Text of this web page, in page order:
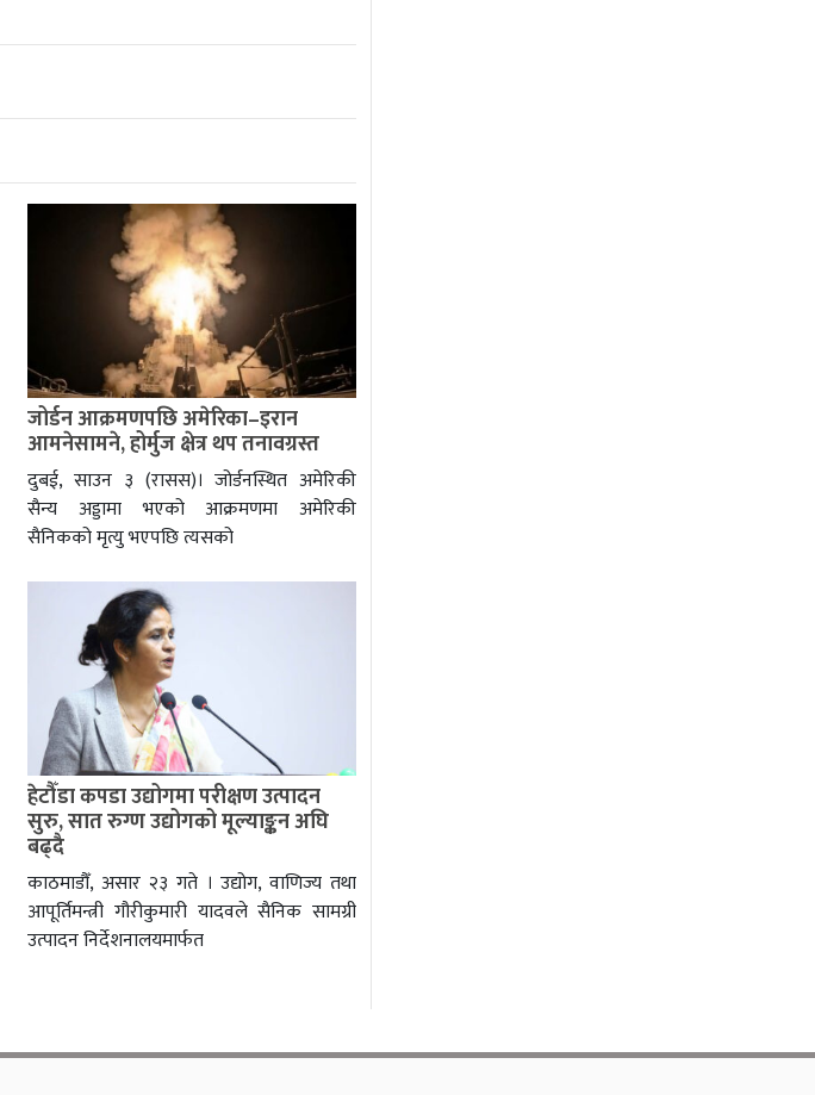
जोर्डन आक्रमणपछि अमेरिका–इरान
आमनेसामने, होर्मुज क्षेत्र थप तनावग्रस्त
दुबई, साउन ३ (रासस)। जोर्डनस्थित अमेरिकी
सैन्य अड्डामा भएको आक्रमणमा अमेरिकी
सैनिकको मृत्यु भएपछि त्यसको
हेटौँडा कपडा उद्योगमा परीक्षण उत्पादन
सुरु, सात रुग्ण उद्योगको मूल्याङ्कन अघि
बढ्दै
काठमाडौँ, असार २३ गते । उद्योग, वाणिज्य तथा
आपूर्तिमन्त्री गौरीकुमारी यादवले सैनिक सामग्री
उत्पादन निर्देशनालयमार्फत